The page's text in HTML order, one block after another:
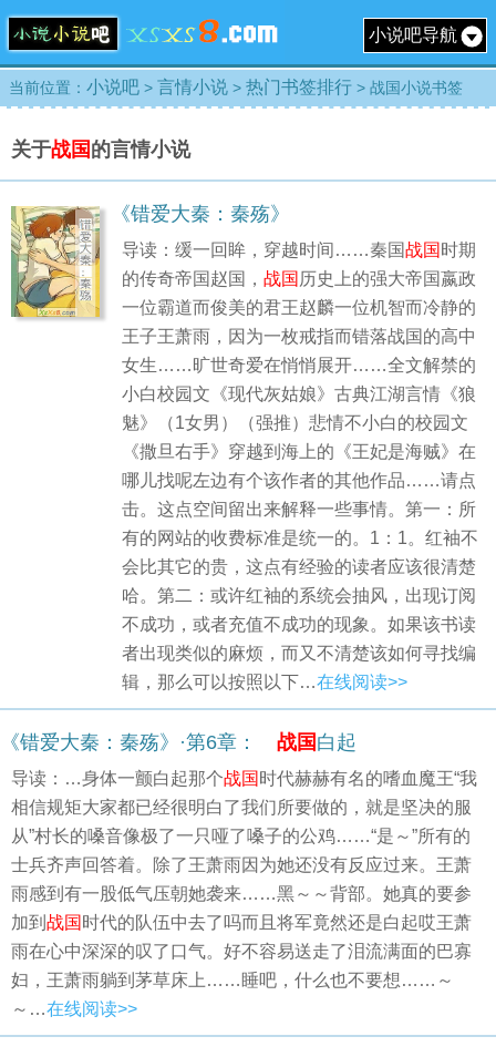
小说吧导航
当前位置： 小说吧 > 言情小说 > 热门书签排行 > 战国小说书签
关于战国 的言情小说
《错爱大秦：秦殇》
导读：缓一回眸，穿越时间……秦国战国时期
的传奇帝国赵国， 战国 历史上的强大帝国嬴政
一位霸道而俊美的君王赵麟一位机智而冷静的
王子王萧雨，因为一枚戒指而错落战国的高中
女生……旷世奇爱在悄悄展开……全文解禁的
小白校园文《现代灰姑娘》古典江湖言情《狼
魅》（1女男）（强推）悲情不小白的校园文
《撒旦右手》穿越到海上的《王妃是海贼》在
哪儿找呢左边有个该作者的其他作品……请点
击。这点空间留出来解释一些事情。第一：所
有的网站的收费标准是统一的。1：1。红袖不
会比其它的贵，这点有经验的读者应该很清楚
哈。第二：或许红袖的系统会抽风，出现订阅
不成功，或者充值不成功的现象。如果该书读
者出现类似的麻烦，而又不清楚该如何寻找编
辑，那么可以按照以下…在线阅读>>
《错爱大秦：秦殇》·第6章： 战国 白起
导读：…身体一颤白起那个战国时代赫赫有名的嗜血魔王“我
相信规矩大家都已经很明白了我们所要做的，就是坚决的服
从”村长的嗓音像极了一只哑了嗓子的公鸡……“是～”所有的
士兵齐声回答着。除了王萧雨因为她还没有反应过来。王萧
雨感到有一股低气压朝她袭来……黑～～背部。她真的要参
加到 战国时代的队伍中去了吗而且将军竟然还是白起哎王萧
雨在心中深深的叹了口气。好不容易送走了泪流满面的巴寡
妇，王萧雨躺到茅草床上……睡吧，什么也不要想……～
～…在线阅读>>